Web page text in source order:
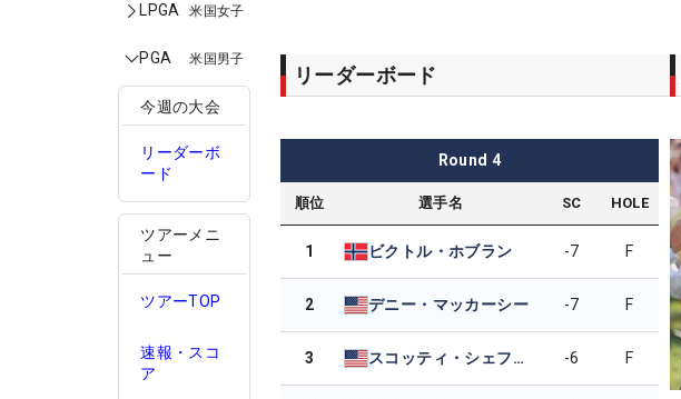
LPGA 米国女子
PGA 米国男子
今週の大会
リーダーボ
ード
ツアーメニ
ュー
ツアーTOP
速報・スコ
ア
リーダーボード
Round 4
順位 選手名 SC HOLE
1 ビクトル・ホブラン -7 F
2 デニー・マッカーシー -7 F
3 スコッティ・シェフラー -6 F